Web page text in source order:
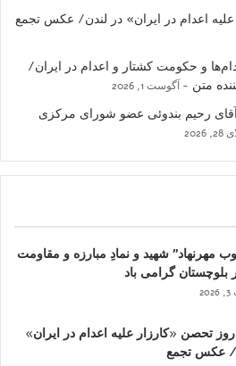
اعدام در ایران» در لندن/ عکس تجمع
و حکومت کشتار و اعدام در ایران/
متن
آگوست 1, 2026
آقای رحیم بندوئی عضو شورای مرکزی
مهرنهاد” شهید و نمادِ مبارزه و مقاومت
بلوچستان گرامی باد
تحصن «کارزار علیه اعدام در ایران»
عکس تجمع